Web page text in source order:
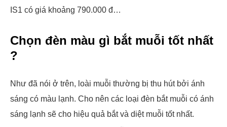
IS1 có giá khoảng 790.000 đ…
Chọn đèn màu gì bắt muỗi tốt nhất
?
Như đã nói ở trên, loài muỗi thường bị thu hút bởi ánh
sáng có màu lạnh. Cho nên các loại đèn bắt muỗi có ánh
sáng lạnh sẽ cho hiệu quả bắt và diệt muỗi tốt nhất.